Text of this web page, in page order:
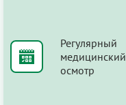
Регулярный
медицинский
осмотр